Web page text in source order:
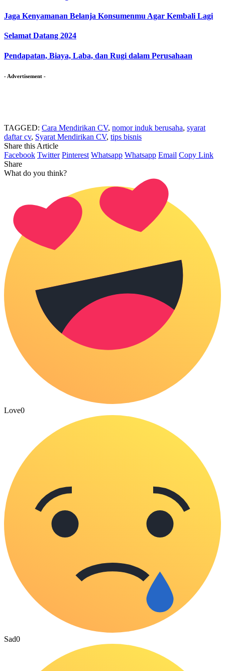
Jaga Kenyamanan Belanja Konsumenmu Agar Kembali Lagi
Selamat Datang 2024
Pendapatan, Biaya, Laba, dan Rugi dalam Perusahaan
- Advertisement -
TAGGED: Cara Mendirikan CV, nomor induk berusaha, syarat
daftar cv, Syarat Mendirikan CV, tips bisnis
Share this Article
Facebook Twitter Pinterest Whatsapp Whatsapp Email Copy Link
Share
What do you think?
Love0
Sad0